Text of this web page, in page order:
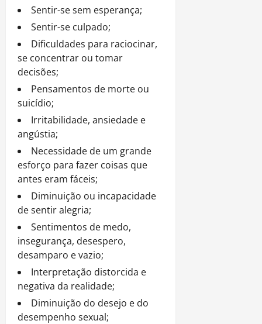
Sentir-se sem esperança;
Sentir-se culpado;
Dificuldades para raciocinar,
se concentrar ou tomar
decisões;
Pensamentos de morte ou
suicídio;
Irritabilidade, ansiedade e
angústia;
Necessidade de um grande
esforço para fazer coisas que
antes eram fáceis;
Diminuição ou incapacidade
de sentir alegria;
Sentimentos de medo,
insegurança, desespero,
desamparo e vazio;
Interpretação distorcida e
negativa da realidade;
Diminuição do desejo e do
desempenho sexual;